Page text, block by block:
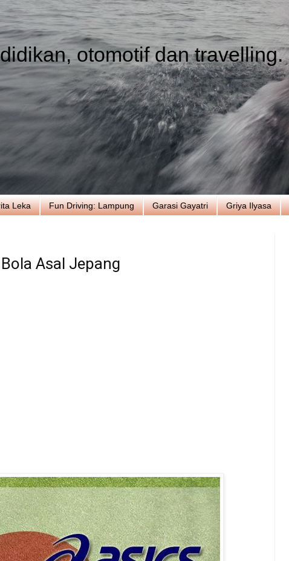
otomotif dan travelling.
Leka Fun Driving: Lampung Garasi Gayatri Griya Ilyasa
Asal Jepang